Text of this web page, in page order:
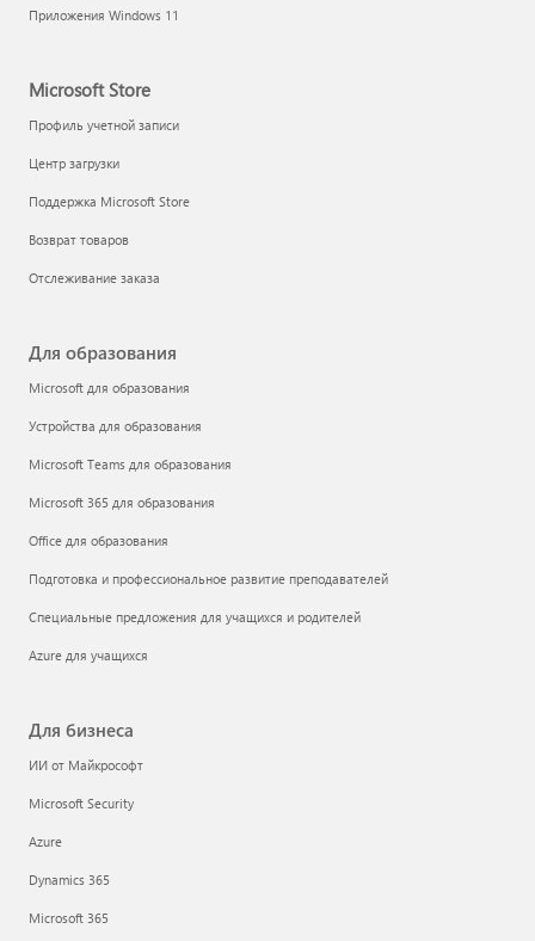
Приложения Windows 11
Microsoft Store
Профиль учетной записи
Центр загрузки
Поддержка Microsoft Store
Возврат товаров
Отслеживание заказа
Для образования
Microsoft для образования
Устройства для образования
Microsoft Teams для образования
Microsoft 365 для образования
Office для образования
Подготовка и профессиональное развитие преподавателей
Специальные предложения для учащихся и родителей
Azure для учащихся
Для бизнеса
ИИ от Майкрософт
Microsoft Security
Azure
Dynamics 365
Microsoft 365